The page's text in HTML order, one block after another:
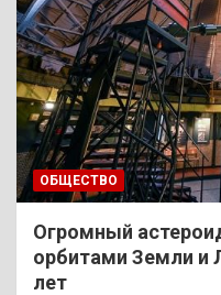
ОБЩЕСТВО
Огромный
орбитами Земли и
лет